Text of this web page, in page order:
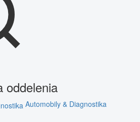
oddelenia
Automobily & Diagnostika